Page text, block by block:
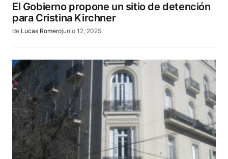
El Gobierno propone un sitio de detención
para Cristina Kirchner
de Lucas Romerojunio 12, 2025